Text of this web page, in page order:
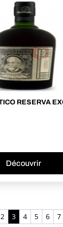
Découvrir
2 3 4 5 6 7